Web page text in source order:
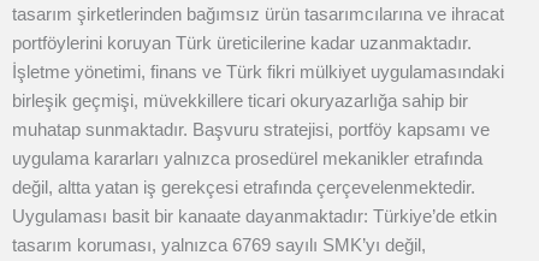
tasarım şirketlerinden bağımsız ürün tasarımcılarına ve ihracat
portföylerini koruyan Türk üreticilerine kadar uzanmaktadır.
İşletme yönetimi, finans ve Türk fikri mülkiyet uygulamasındaki
birleşik geçmişi, müvekkillere ticari okuryazarlığa sahip bir
muhatap sunmaktadır. Başvuru stratejisi, portföy kapsamı ve
uygulama kararları yalnızca prosedürel mekanikler etrafında
değil, altta yatan iş gerekçesi etrafında çerçevelenmektedir.
Uygulaması basit bir kanaate dayanmaktadır: Türkiye’de etkin
tasarım koruması, yalnızca 6769 sayılı SMK’yı değil,